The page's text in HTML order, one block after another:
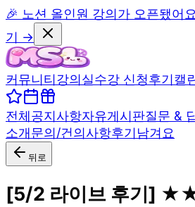
🎉 노션 올인원 강의가 오픈됐어
기 →
커뮤니티강의실수강 신청후기캘
전체공지사항자유게시판질문 &
소개문의/건의사항후기남겨요
뒤로
[5/2 라이브 후기]